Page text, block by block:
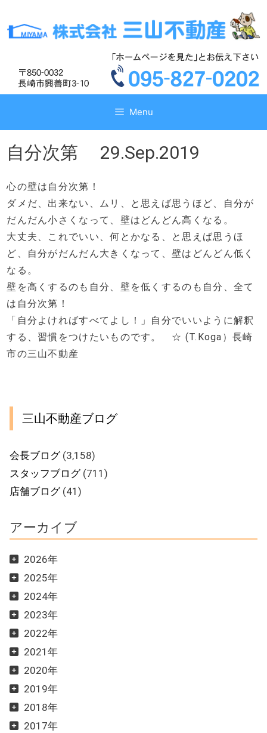
テ
ス
テ
ス
Menu
自分次第 29.Sep.2019
心の壁は自分次第！
ダメだ、出来ない、ムリ、と思えば思うほど、自分が
だんだん小さくなって、壁はどんどん高くなる。
大丈夫、これでいい、何とかなる、と思えば思うほ
ど、自分がだんだん大きくなって、壁はどんどん低く
なる。
壁を高くするのも自分、壁を低くするのも自分、全て
は自分次第！
「自分よければすべてよし！」自分でいいように解釈
する、習慣をつけたいものです。 ☆ (T.Koga ）長崎
市の三山不動産
三山不動産ブログ
会長ブログ(3,158)
スタッフブログ(711)
店舗ブログ(41)
アーカイブ
2026年
2025年
2024年
2023年
2022年
2021年
2020年
2019年
2018年
2017年